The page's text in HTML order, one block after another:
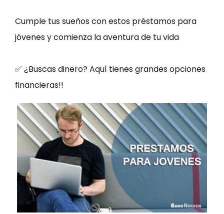
Cumple tus sueños con estos préstamos para
jóvenes y comienza la aventura de tu vida
✅ ¿Buscas dinero? Aquí tienes grandes opciones
financieras!!